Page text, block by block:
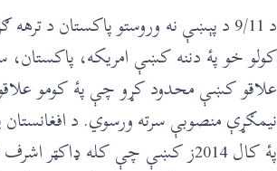
د 9/11 د پېښې نه وروستو پاکستان
کولو خو پۀ دننه کښې امريکه،
علاقو کښې محدود کړو چې پۀ کومو
نيمګړې منصوبې سرته ورسوي. د
پۀ کال 2014ز کښې چې کله